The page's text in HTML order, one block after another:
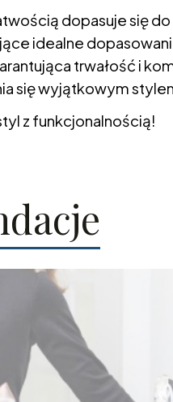
dopasuje się
idealne
trwałość i
się wyjątkowym
z funkcjonalnością!